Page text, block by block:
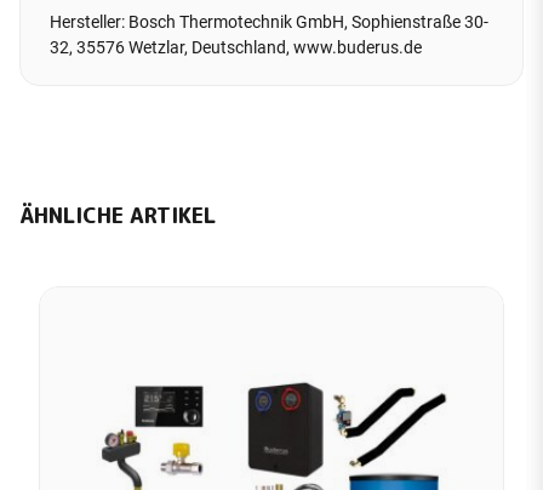
Hersteller: Bosch Thermotechnik GmbH, Sophienstraße 30-
32, 35576 Wetzlar, Deutschland, www.buderus.de
ÄHNLICHE ARTIKEL